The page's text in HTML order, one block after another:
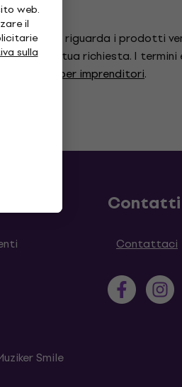
web.
il
sulla
quanto riguarda i prodotti
alla tua richiesta. I termini
garanzia per imprenditori.
Smile
Contatti
Contattaci